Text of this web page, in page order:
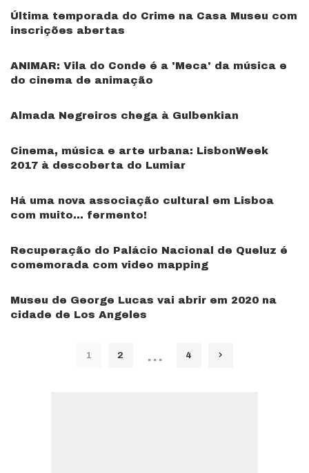
Última temporada do Crime na Casa Museu com
inscrições abertas
ANIMAR: Vila do Conde é a 'Meca' da música e
do cinema de animação
Almada Negreiros chega à Gulbenkian
Cinema, música e arte urbana: LisbonWeek
2017 à descoberta do Lumiar
Há uma nova associação cultural em Lisboa
com muito… fermento!
Recuperação do Palácio Nacional de Queluz é
comemorada com video mapping
Museu de George Lucas vai abrir em 2020 na
cidade de Los Angeles
1 2 … 4